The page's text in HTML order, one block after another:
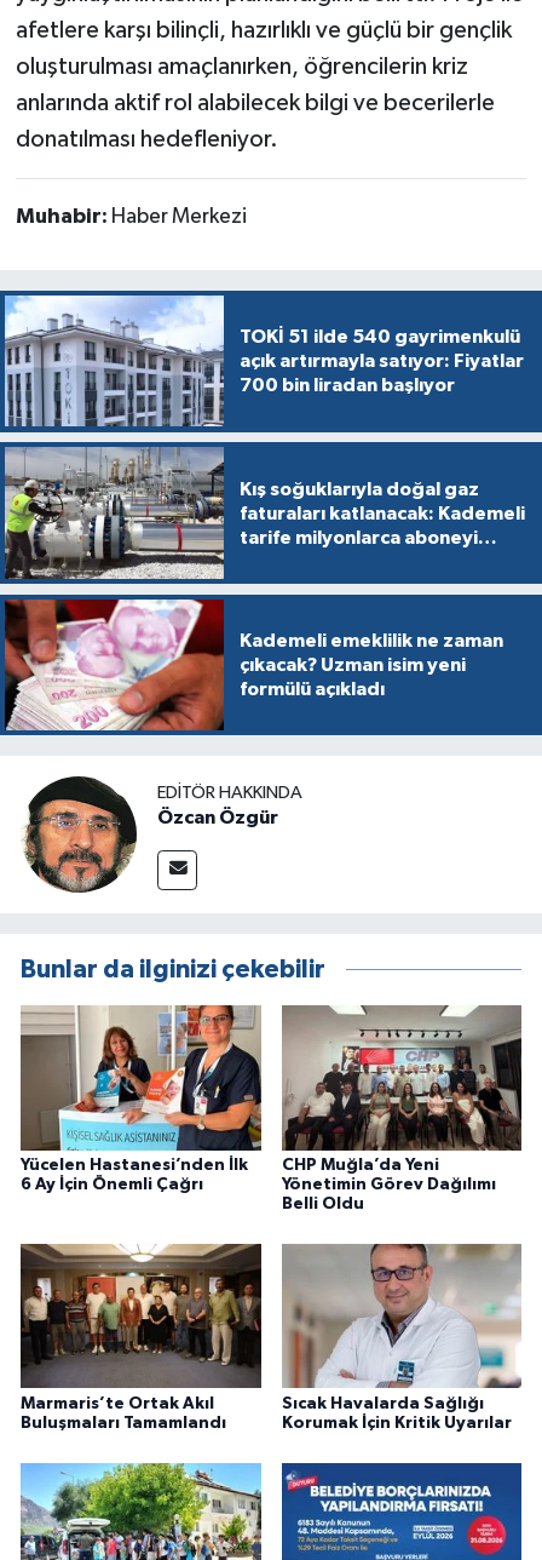
afetlere karşı bilinçli, hazırlıklı ve güçlü bir gençlik
oluşturulması amaçlanırken, öğrencilerin kriz
anlarında aktif rol alabilecek bilgi ve becerilerle
donatılması hedefleniyor.
Muhabir: Haber Merkezi
TOKİ 51 ilde 540 gayrimenkulü
açık artırmayla satıyor: Fiyatlar
700 bin liradan başlıyor
Kış soğuklarıyla doğal gaz
faturaları katlanacak: Kademeli
tarife milyonlarca aboneyi
Kademeli emeklilik ne zaman
çıkacak? Uzman isim yeni
formülü açıkladı
EDITÖR HAKKINDA
Özcan Özgür
Bunlar da ilginizi çekebilir
Yücelen Hastanesi’nden İlk
6 Ay İçin Önemli Çağrı
CHP Muğla’da Yeni
Yönetimin Görev Dağılımı
Belli Oldu
Marmaris’te Ortak Akıl
Buluşmaları Tamamlandı
Sıcak Havalarda Sağlığı
Korumak İçin Kritik Uyarılar